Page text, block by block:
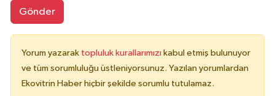
Gönder
Yorum yazarak topluluk kurallarımızı kabul etmiş bulunuyor
ve tüm sorumluluğu üstleniyorsunuz. Yazılan yorumlardan
Ekovitrin Haber hiçbir şekilde sorumlu tutulamaz.